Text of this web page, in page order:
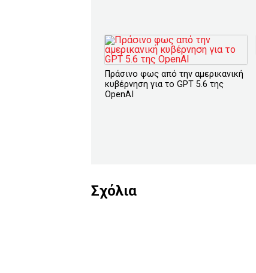
Πράσινο φως από την αμερικανική
κυβέρνηση για το GPT 5.6 της
OpenAI
Σχόλια